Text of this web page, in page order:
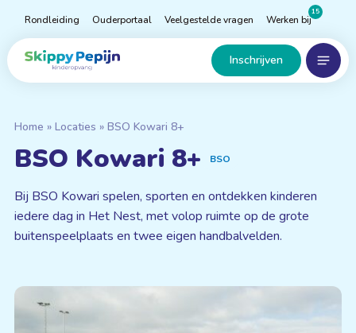
Rondleiding Ouderportaal Veelgestelde vragen Werken bij
15
Home Inschrijven
Menu
Home » Locaties » BSO Kowari 8+
BSO Kowari 8+ BSO
Bij BSO Kowari spelen, sporten en ontdekken kinderen
iedere dag in Het Nest, met volop ruimte op de grote
buitenspeelplaats en twee eigen handbalvelden.